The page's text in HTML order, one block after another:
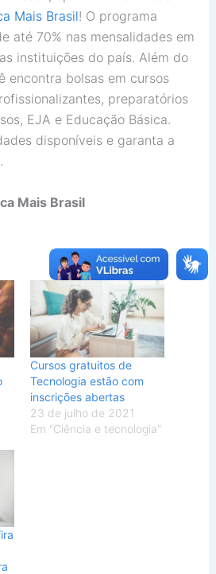
Mais Brasil! O programa
até 70% nas mensalidades em
instituições do país. Além do
encontra bolsas em cursos
preparatórios
EJA e Educação Básica.
disponíveis e garanta a
Mais Brasil
Cursos gratuitos de
Tecnologia estão com
inscrições abertas
23 de julho de 2021
Em "Ciência e tecnologia"